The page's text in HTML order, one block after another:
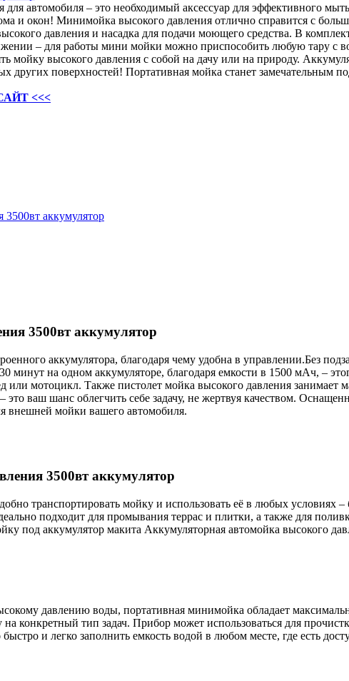
автомобиля – это необходимый аксессуар для эффективного
и окон! Минимойка высокого давления отлично справится с
давления и насадка для подачи моющего средства. В
– для работы мини мойки можно приспособить любую тару с
мойку высокого давления с собой на дачу или на природу.
других поверхностей! Портативная мойка станет замечательным
<<<
аккумулятор
3500вт аккумулятор
аккумулятора, благодаря чему удобна в управлении.Без
минут на одном аккумуляторе, благодаря емкости в 1500 мАч, –
или мотоцикл. Также пистолет мойка высокого давления занимает
ваш шанс облегчить себе задачу, не жертвуя качеством.
внешней мойки вашего автомобиля.
3500вт аккумулятор
транспортировать мойку и использовать её в любых условиях
подходит для промывания террас и плитки, а также для
под аккумулятор макита Аккумуляторная автомойка высокого
давлению воды, портативная минимойка обладает
на конкретный тип задач. Прибор может использоваться для
и легко заполнить емкость водой в любом месте, где есть